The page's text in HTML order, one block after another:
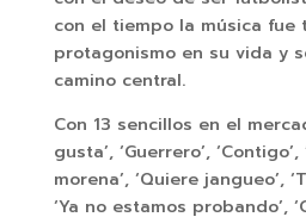
con el tiempo la música fue
protagonismo en su vida y
camino central.
Con 13 sencillos en el
gusta’, ‘Guerrero’, ‘Contigo’,
morena’, ‘Quiere jangueo’,
‘Ya no estamos probando’,